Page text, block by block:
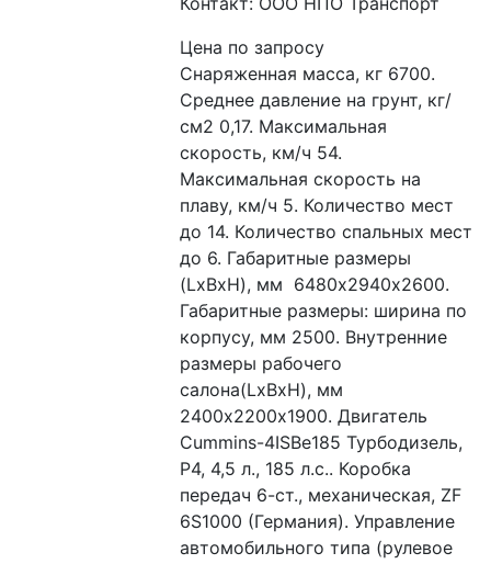
Цена по запросу
Снаряженная масса, кг 6700.
Среднее давление на грунт, кг/
см2 0,17. Максимальная
скорость, км/ч 54.
Максимальная скорость на
плаву, км/ч 5. Количество мест
до 14. Количество спальных мест
до 6. Габаритные размеры
(LxBxH), мм  6480х2940х2600.
Габаритные размеры: ширина по
корпусу, мм 2500. Внутренние
размеры рабочего
салона(LxBxH), мм
2400х2200х1900. Двигатель
Cummins-4ISBe185 Турбодизель,
Р4, 4,5 л., 185 л.с.. Коробка
передач 6-ст., механическая, ZF
6S1000 (Германия). Управление
автомобильного типа (рулевое